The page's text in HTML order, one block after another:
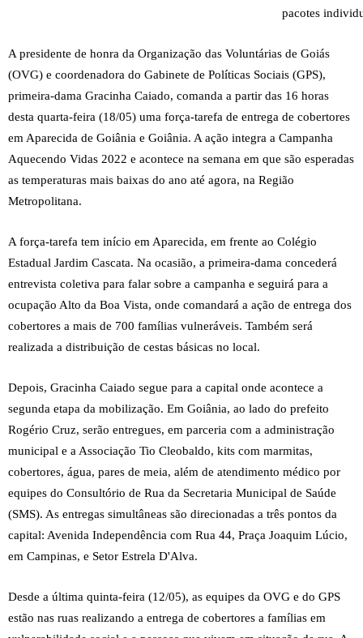
pacotes
A presidente de honra da Organização das Voluntárias de Goiás
(OVG) e coordenadora do Gabinete de Políticas Sociais (GPS),
primeira-dama Gracinha Caiado, comanda a partir das 16 horas
desta quarta-feira (18/05) uma força-tarefa de entrega de cobertores
em Aparecida de Goiânia e Goiânia. A ação integra a Campanha
Aquecendo Vidas 2022 e acontece na semana em que são esperadas
as temperaturas mais baixas do ano até agora, na Região
Metropolitana.
A força-tarefa tem início em Aparecida, em frente ao Colégio
Estadual Jardim Cascata. Na ocasião, a primeira-dama concederá
entrevista coletiva para falar sobre a campanha e seguirá para a
ocupação Alto da Boa Vista, onde comandará a ação de entrega dos
cobertores a mais de 700 famílias vulneráveis. Também será
realizada a distribuição de cestas básicas no local.
Depois, Gracinha Caiado segue para a capital onde acontece a
segunda etapa da mobilização. Em Goiânia, ao lado do prefeito
Rogério Cruz, serão entregues, em parceria com a administração
municipal e a Associação Tio Cleobaldo, kits com marmitas,
cobertores, água, pares de meia, além de atendimento médico por
equipes do Consultório de Rua da Secretaria Municipal de Saúde
(SMS). As entregas simultâneas são direcionadas a três pontos da
capital: Avenida Independência com Rua 44, Praça Joaquim Lúcio,
em Campinas, e Setor Estrela D'Alva.
Desde a última quinta-feira (12/05), as equipes da OVG e do GPS
estão nas ruas realizando a entrega de cobertores a famílias em